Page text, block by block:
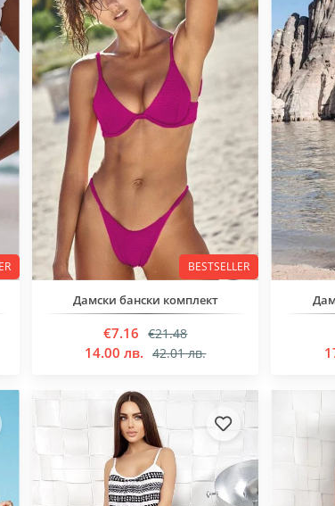
BESTSELLER
Дамски бански комплект
€7.16 €21.48
14.00 лв. 42.01 лв.